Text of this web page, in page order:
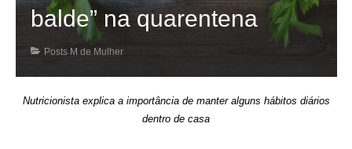
balde” na quarentena
Posts M de Mulher
Nutricionista explica a importância de manter alguns hábitos diários
dentro de casa